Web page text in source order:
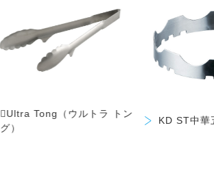
Ultra Tong（ウルトラ トン
グ）
KD ST中華